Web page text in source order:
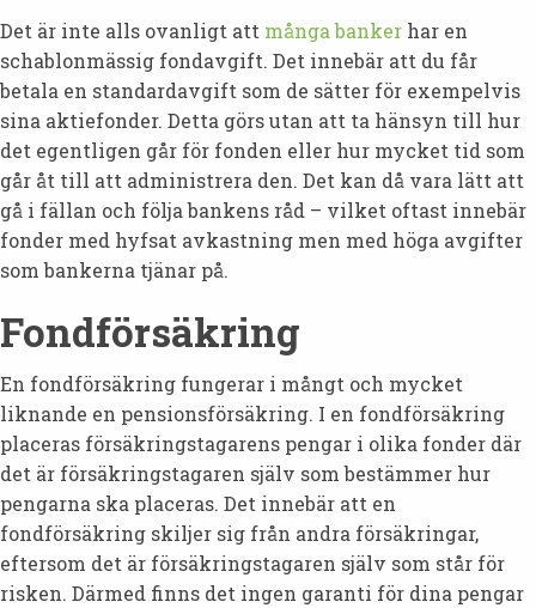
Det är inte alls ovanligt att många banker har en
schablonmässig fondavgift. Det innebär att du får
betala en standardavgift som de sätter för exempelvis
sina aktiefonder. Detta görs utan att ta hänsyn till hur
det egentligen går för fonden eller hur mycket tid som
går åt till att administrera den. Det kan då vara lätt att
gå i fällan och följa bankens råd – vilket oftast innebär
fonder med hyfsat avkastning men med höga avgifter
som bankerna tjänar på.
Fondförsäkring
En fondförsäkring fungerar i mångt och mycket
liknande en pensionsförsäkring. I en fondförsäkring
placeras försäkringstagarens pengar i olika fonder där
det är försäkringstagaren själv som bestämmer hur
pengarna ska placeras. Det innebär att en
fondförsäkring skiljer sig från andra försäkringar,
eftersom det är försäkringstagaren själv som står för
risken. Därmed finns det ingen garanti för dina pengar